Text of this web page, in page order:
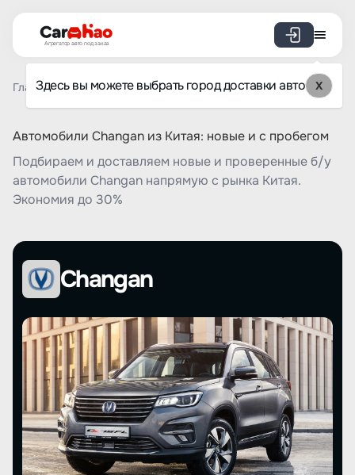
Агрегатор авто под заказ
Здесь вы можете выбрать город доставки авто X
Главная Список брендов Changan
Автомобили Changan из Китая: новые и с пробегом
Подбираем и доставляем новые и проверенные б/у
автомобили Changan напрямую с рынка Китая.
Экономия до 30%
Changan